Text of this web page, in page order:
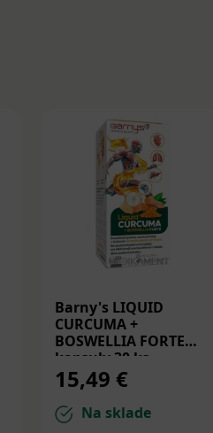
Barny's LIQUID
CURCUMA +
BOSWELLIA FORTE
kapsuly 30 ks
15,49 €
Na sklade